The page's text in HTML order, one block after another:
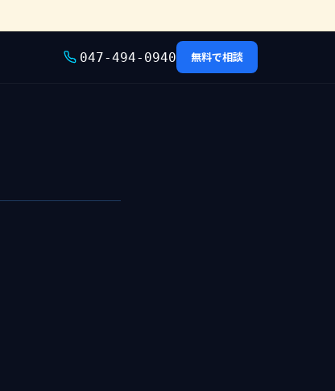
047-494-0940 無料で相談